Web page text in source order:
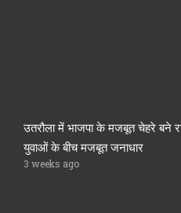
उतरौला में भाजपा के मजबूत चेहरे बने
युवाओं के बीच मजबूत जनाधार
3 weeks ago